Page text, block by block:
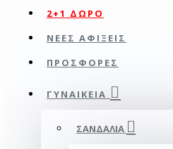
2+1 ΔΩΡΟ
ΝΕΕΣ ΑΦΙΞΕΙΣ
ΠΡΟΣΦΟΡΕΣ
ΓΥΝΑΙΚΕΊΑ
ΣΑΝΔΆΛΙΑ